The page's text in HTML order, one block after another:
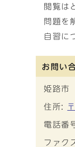
閲覧は
問題を
自習に
お問い
姫路市
住所:
電話番
ファ